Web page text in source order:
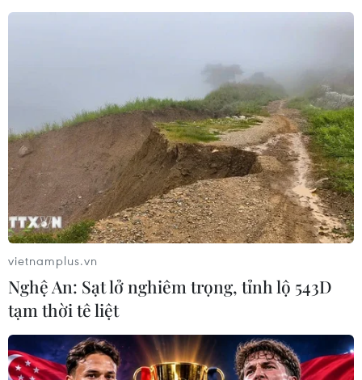
quy định bảo vệ quyền lợi người tiêu
08/08/2026 04:15
Naver và NVIDIA tăng tốc xây dựng
“Nhà máy AI,” hướng tới doanh thu
từ năm 2027
07/08/2026 13:01
Sân chơi học đường giúp học sinh
rèn kỹ năng sống qua từng bước
nhảy
07/08/2026 11:38
vietnamplus.vn
Nghệ An: Sạt lở nghiêm trọng, tỉnh lộ 543D
tạm thời tê liệt